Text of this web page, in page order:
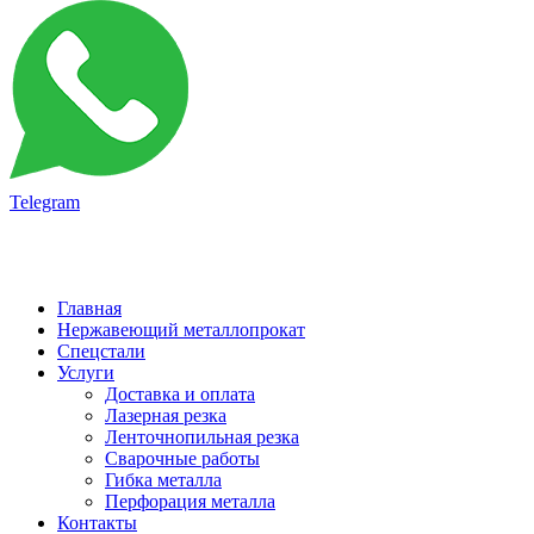
Telegram
Главная
Нержавеющий металлопрокат
Спецстали
Услуги
Доставка и оплата
Лазерная резка
Ленточнопильная резка
Сварочные работы
Гибка металла
Перфорация металла
Контакты